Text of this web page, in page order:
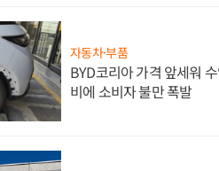
자동차·부품
BYD코리아 가격 앞세워
비에 소비자 불만 폭발